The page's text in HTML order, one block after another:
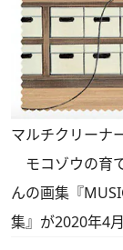
マルチクリーナ
モコゾウの育
んの画集『
集』が2020年4